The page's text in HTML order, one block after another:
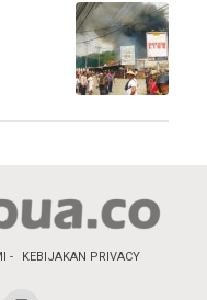
KEBIJAKAN PRIVACY